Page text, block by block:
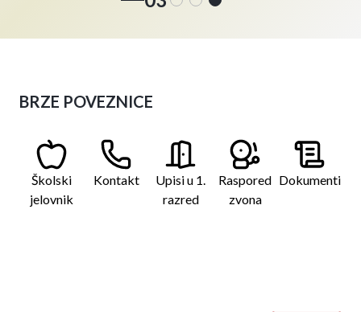
BRZE POVEZNICE
Školski
jelovnik
Kontakt
Upisi u 1.
razred
Raspored
zvona
Dokumenti